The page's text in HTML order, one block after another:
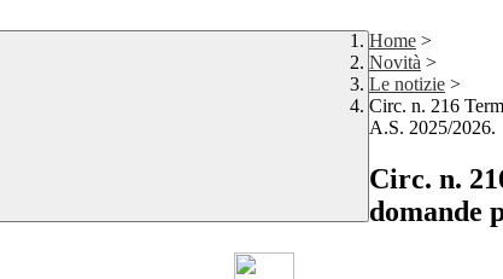
Home >
Novità >
Le notizie >
Circ. n. 216
A.S. 2025/2026.
Circ. n.
domande